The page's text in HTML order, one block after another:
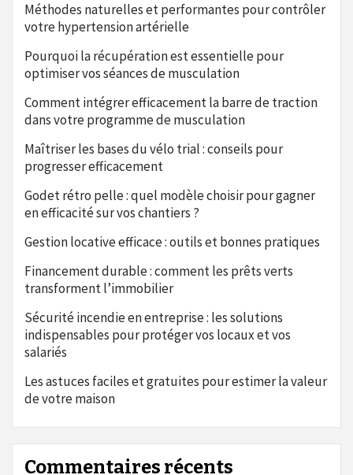
Méthodes naturelles et performantes pour contrôler
votre hypertension artérielle
Pourquoi la récupération est essentielle pour
optimiser vos séances de musculation
Comment intégrer efficacement la barre de traction
dans votre programme de musculation
Maîtriser les bases du vélo trial : conseils pour
progresser efficacement
Godet rétro pelle : quel modèle choisir pour gagner
en efficacité sur vos chantiers ?
Gestion locative efficace : outils et bonnes pratiques
Financement durable : comment les prêts verts
transforment l’immobilier
Sécurité incendie en entreprise : les solutions
indispensables pour protéger vos locaux et vos
salariés
Les astuces faciles et gratuites pour estimer la valeur
de votre maison
Commentaires récents